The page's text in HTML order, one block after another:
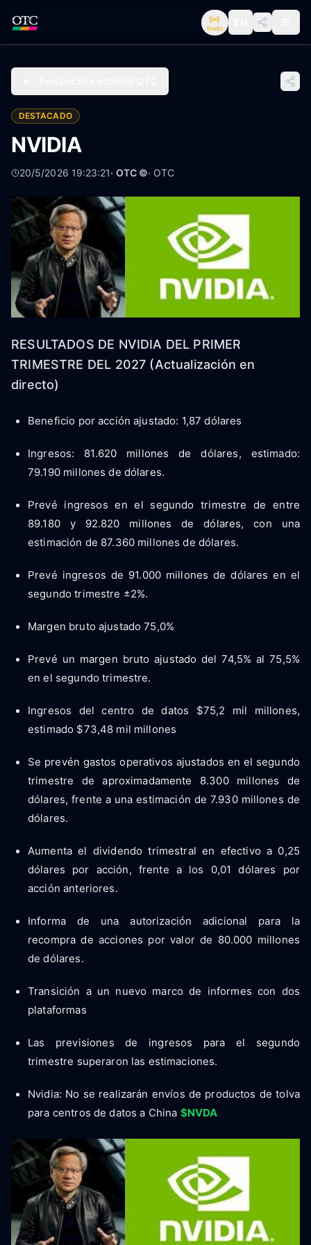
Radio
DESTACADO
NVIDIA
20/5/2026 19:23:21· OTC ©· OTC
RESULTADOS DE NVIDIA DEL PRIMER
TRIMESTRE DEL 2027 (Actualización en
directo)
Beneficio por acción ajustado: 1,87 dólares
Ingresos: 81.620 millones de dólares, estimado:
79.190 millones de dólares.
Prevé ingresos en el segundo trimestre de entre
89.180 y 92.820 millones de dólares, con una
estimación de 87.360 millones de dólares.
Prevé ingresos de 91.000 millones de dólares en el
segundo trimestre ±2%.
Margen bruto ajustado 75,0%
Prevé un margen bruto ajustado del 74,5% al ​​75,5%
en el segundo trimestre.
Ingresos del centro de datos $75,2 mil millones,
estimado $73,48 mil millones
Se prevén gastos operativos ajustados en el segundo
trimestre de aproximadamente 8.300 millones de
dólares, frente a una estimación de 7.930 millones de
dólares.
Aumenta el dividendo trimestral en efectivo a 0,25
dólares por acción, frente a los 0,01 dólares por
acción anteriores.
Informa de una autorización adicional para la
recompra de acciones por valor de 80.000 millones
de dólares.
Transición a un nuevo marco de informes con dos
plataformas
Las previsiones de ingresos para el segundo
trimestre superaron las estimaciones.
Nvidia: No se realizarán envíos de productos de tolva
para centros de datos a China $NVDA